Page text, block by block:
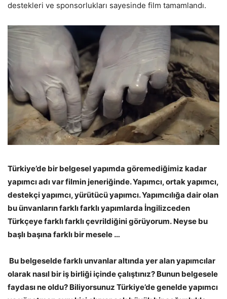
destekleri ve sponsorlukları sayesinde film tamamlandı.
Türkiye’de bir belgesel yapımda göremediğimiz kadar
yapımcı adı var filmin jeneriğinde. Yapımcı, ortak yapımcı,
destekçi yapımcı, yürütücü yapımcı. Yapımcılığa dair olan
bu ünvanların farklı farklı yapımlarda İngilizceden
Türkçeye farklı farklı çevrildiğini görüyorum. Neyse bu
başlı başına farklı bir mesele …
Bu belgeselde farklı unvanlar altında yer alan yapımcılar
olarak nasıl bir iş birliği içinde çalıştınız? Bunun belgesele
faydası ne oldu? Biliyorsunuz Türkiye’de genelde yapımcı